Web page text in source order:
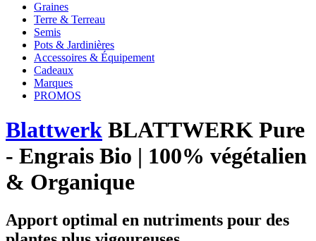
Graines
Terre & Terreau
Semis
Pots & Jardinières
Accessoires & Équipement
Cadeaux
Marques
PROMOS
Blattwerk BLATTWERK Pure
- Engrais Bio | 100% végétalien
& Organique
Apport optimal en nutriments pour des